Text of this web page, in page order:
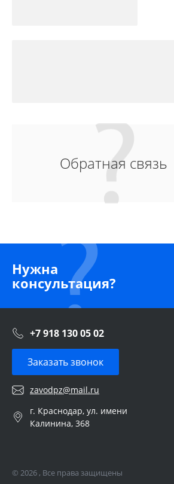
Обратная связь
Нужна
консультация?
+7 918 130 05 02
Заказать звонок
zavodpz@mail.ru
г. Краснодар, ул. имени
Калинина, 368
© 2026 , Все права защищены